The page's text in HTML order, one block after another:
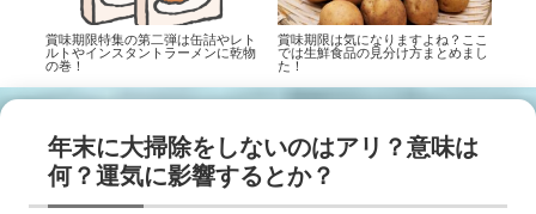
賞味期限特集の第二弾は缶詰やレト
ルトやインスタントラーメンに乾物
の巻！
賞味期限は気になりますよね？ここ
では生鮮食品の見分け方まとめまし
た！
年末に大掃除をしないのはアリ？意味は
何？運気に影響するとか？